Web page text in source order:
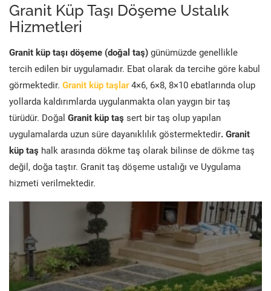
Granit Küp Taşı Döşeme Ustalık
Hizmetleri
Granit küp taşı döşeme (doğal taş) günümüzde genellikle
tercih edilen bir uygulamadır. Ebat olarak da tercihe göre kabul
görmektedir. Granit küp taşlar 4×6, 6×8, 8×10 ebatlarında olup
yollarda kaldırımlarda uygulanmakta olan yaygın bir taş
türüdür. Doğal Granit küp taş sert bir taş olup yapılan
uygulamalarda uzun süre dayanıklılık göstermektedir. Granit
küp taş halk arasında dökme taş olarak bilinse de dökme taş
değil, doğa taştır. Granit taş döşeme ustalığı ve Uygulama
hizmeti verilmektedir.